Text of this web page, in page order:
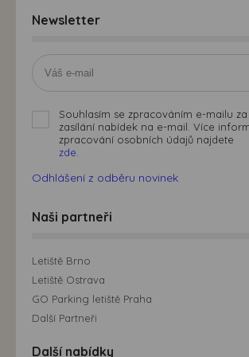
Newsletter
Souhlasím se zpracováním e-mailu
zasílání nabídek na e-mail. Více
zpracování osobních údajů najdete
zde.
Odhlášení z odběru novinek
Naši partneři
Letiště Brno
Letiště Ostrava
GO Parking letiště Praha
Další Partneři
Další nabídky